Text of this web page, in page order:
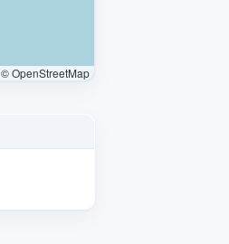
© OpenStreetMap